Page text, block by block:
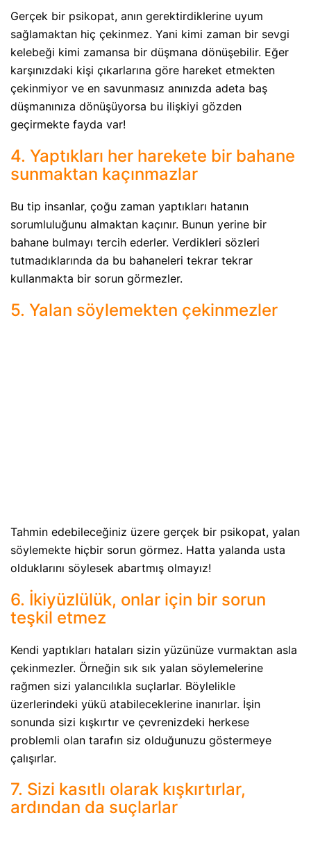
Gerçek bir psikopat, anın gerektirdiklerine uyum
sağlamaktan hiç çekinmez. Yani kimi zaman bir sevgi
kelebeği kimi zamansa bir düşmana dönüşebilir. Eğer
karşınızdaki kişi çıkarlarına göre hareket etmekten
çekinmiyor ve en savunmasız anınızda adeta baş
düşmanınıza dönüşüyorsa bu ilişkiyi gözden
geçirmekte fayda var!
4. Yaptıkları her harekete bir bahane
sunmaktan kaçınmazlar
Bu tip insanlar, çoğu zaman yaptıkları hatanın
sorumluluğunu almaktan kaçınır. Bunun yerine bir
bahane bulmayı tercih ederler. Verdikleri sözleri
tutmadıklarında da bu bahaneleri tekrar tekrar
kullanmakta bir sorun görmezler.
5. Yalan söylemekten çekinmezler
Tahmin edebileceğiniz üzere gerçek bir psikopat, yalan
söylemekte hiçbir sorun görmez. Hatta yalanda usta
olduklarını söylesek abartmış olmayız!
6. İkiyüzlülük, onlar için bir sorun
teşkil etmez
Kendi yaptıkları hataları sizin yüzünüze vurmaktan asla
çekinmezler. Örneğin sık sık yalan söylemelerine
rağmen sizi yalancılıkla suçlarlar. Böylelikle
üzerlerindeki yükü atabileceklerine inanırlar. İşin
sonunda sizi kışkırtır ve çevrenizdeki herkese
problemli olan tarafın siz olduğunuzu göstermeye
çalışırlar.
7. Sizi kasıtlı olarak kışkırtırlar,
ardından da suçlarlar